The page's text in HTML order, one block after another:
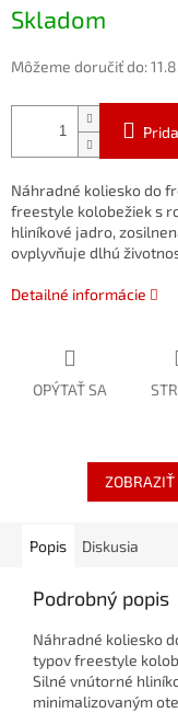
cena:
Skladom
Môžeme doručiť do:
Náhradné koliesko do
freestyle kolobežiek s
hliníkové jadro,
ovplyvňuje dlhú
Detailné informácie
OPÝTAŤ SA
ZOBRAZIŤ
Popis Diskusia
Podrobný popis
Náhradné koliesko
typov freestyle
Silné vnútorné
minimalizovaným